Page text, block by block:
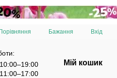
Бажання Вхід
10:00–19:00
11:00–17:00
Мій кошик